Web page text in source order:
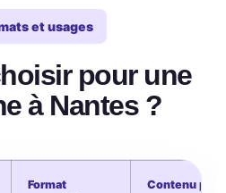
et usages
pour une
à Nantes ?
Format
Contenu